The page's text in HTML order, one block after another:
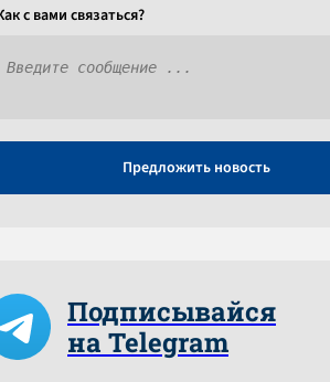
c вами связаться?
Предложить новость
Подписывайся
на Telegram